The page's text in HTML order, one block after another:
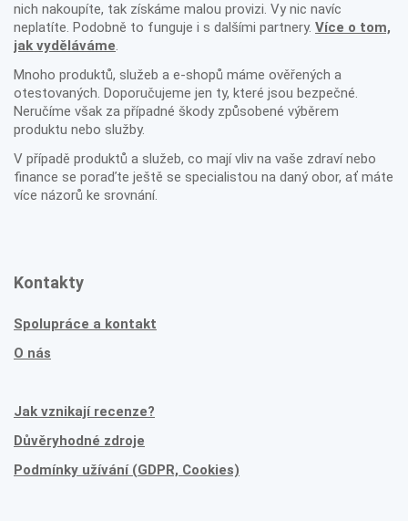
nich nakoupíte, tak získáme malou provizi. Vy nic navíc
neplatíte. Podobně to funguje i s dalšími partnery. Více o tom,
jak vyděláváme.
Mnoho produktů, služeb a e-shopů máme ověřených a
otestovaných. Doporučujeme jen ty, které jsou bezpečné.
Neručíme však za případné škody způsobené výběrem
produktu nebo služby.
V případě produktů a služeb, co mají vliv na vaše zdraví nebo
finance se poraďte ještě se specialistou na daný obor, ať máte
více názorů ke srovnání.
Kontakty
Spolupráce a kontakt
O nás
Jak vznikají recenze?
Důvěryhodné zdroje
Podmínky užívání (GDPR, Cookies)